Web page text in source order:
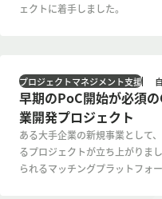
ェクトに着手しました。
早期のPoC開始が必須
業開発プロジェクト
ある大手企業の新規事業として
るプロジェクトが立ち上がりま
られるマッチングプラットフォ
プロジェクトマネジメント支援